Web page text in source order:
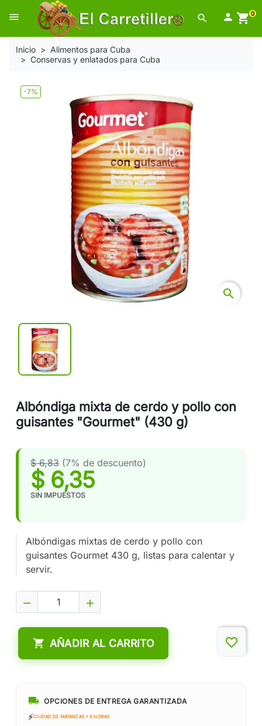
search
menu  shopping_cart0
Inicio
Alimentos para Cuba
Conservas y enlatados para Cuba
-7%
search
Albóndiga mixta de cerdo y pollo con
guisantes "Gourmet" (430 g)
$ 6,83 (7% de descuento)
$ 6,35
SIN IMPUESTOS
Albóndigas mixtas de cerdo y pollo con
guisantes Gourmet 430 g, listas para calentar y
servir.
 
 AÑADIR AL CARRITO favorite_border
local_shipping OPCIONES DE ENTREGA GARANTIZADA
⚡CIUDAD DE MATANZAS < 6 HORAS